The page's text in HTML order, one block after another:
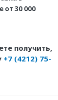
от 30 000
получить,
+7 (4212) 75-